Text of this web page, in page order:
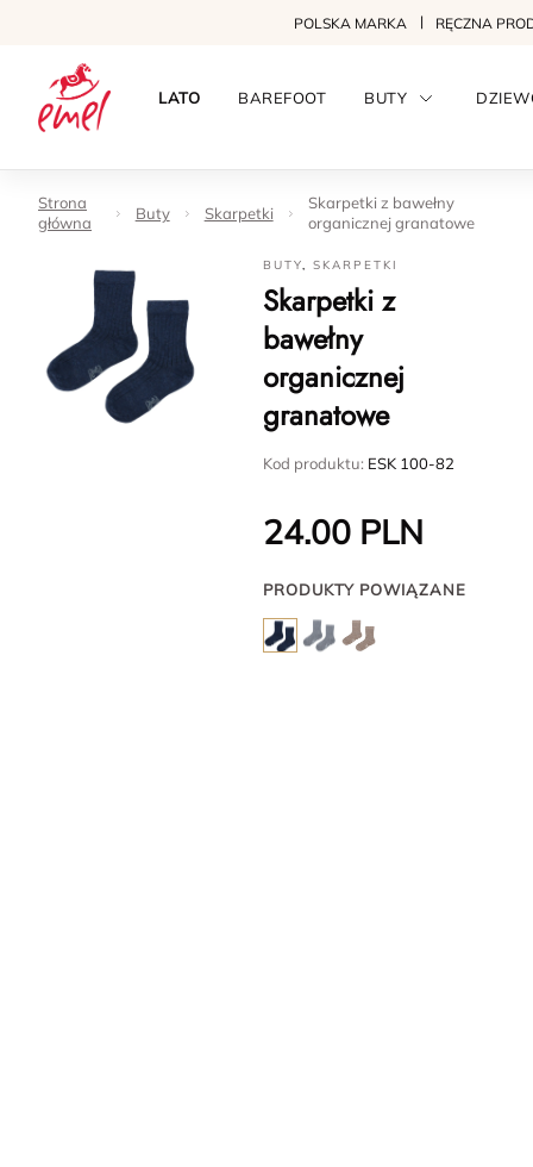
POLSKA MARKA RĘCZNA
LATO BAREFOOT BUTY
Strona
główna
Buty Skarpetki
Skarpetki z bawełny
organicznej granatowe
BUTY,SKARPETKI
Skarpetki z
bawełny
organicznej
granatowe
Kod produktu: ESK 100-82
24.00 PLN
PRODUKTY POWIĄZANE